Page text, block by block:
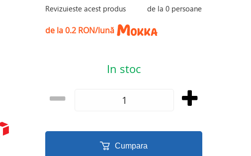
Revizuieste acest produs de la0 persoane
de la 0.2 RON/lună
In stoc
Cumpara